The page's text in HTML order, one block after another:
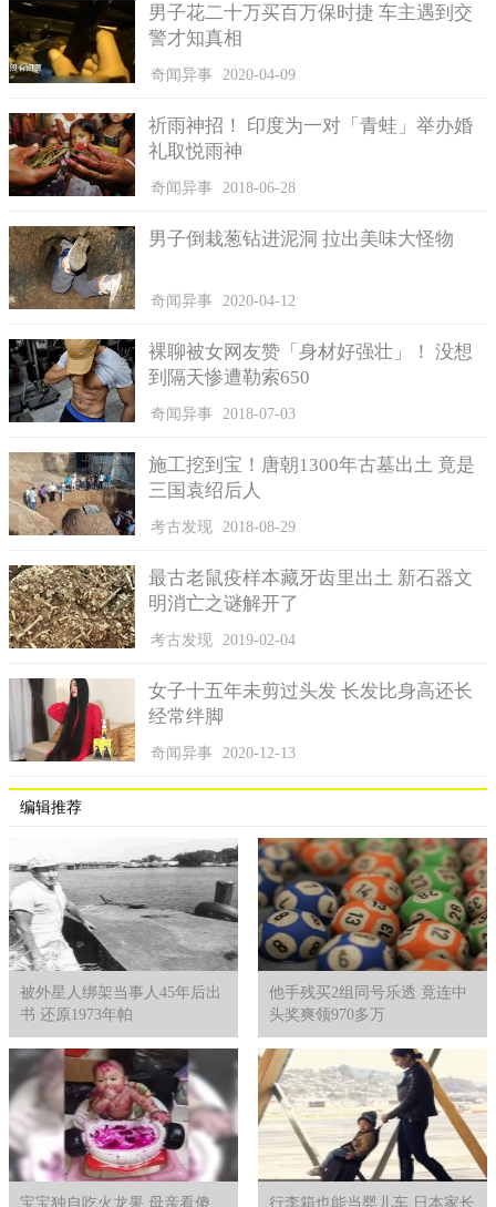
男子花二十万买百万保时捷 车主遇到交
警才知真相
奇闻异事 2020-04-09
祈雨神招！ 印度为一对「青蛙」举办婚
礼取悦雨神
奇闻异事 2018-06-28
男子倒栽葱钻进泥洞 拉出美味大怪物
奇闻异事 2020-04-12
裸聊被女网友赞「身材好强壮」！ 没想
到隔天惨遭勒索650
奇闻异事 2018-07-03
施工挖到宝！唐朝1300年古墓出土 竟是
三国袁绍后人
考古发现 2018-08-29
最古老鼠疫样本藏牙齿里出土 新石器文
明消亡之谜解开了
考古发现 2019-02-04
女子十五年未剪过头发 长发比身高还长
经常绊脚
奇闻异事 2020-12-13
编辑推荐
被外星人绑架当事人45年后出
书 还原1973年帕
他手残买2组同号乐透 竟连中
头奖爽领970多万
宝宝独自吃火龙果 母亲看傻 行李箱也能当婴儿车 日本家长